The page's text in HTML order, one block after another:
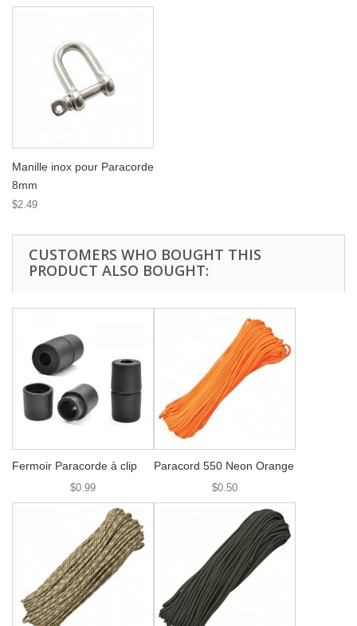
Manille inox pour Paracorde
8mm
$2.49
CUSTOMERS WHO BOUGHT THIS
PRODUCT ALSO BOUGHT:
Fermoir Paracorde à clip
$0.99
Paracord 550 Neon Orange
$0.50